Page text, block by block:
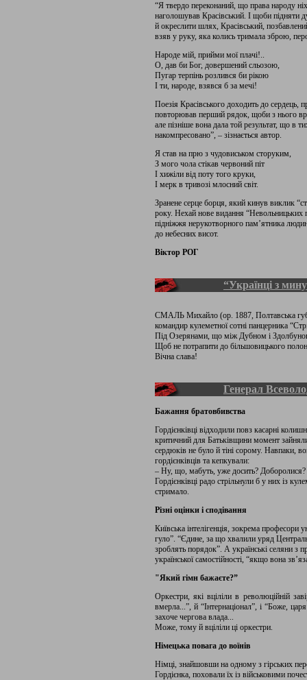
“Я твердо переконаний, що права народу
наголошував Красівський. І щоби підняти
й окреслити шлях, Красівський,
взяв у руку, яка колись тримала зброю,
Народе мій, прийми мої плачі!..
О, дав би Бог, довершений сльозою,
Пугар терпінь розлився би рікою
І ти, народе, взявся б за мечі!
Поезія Красівського доходить до сердець,
повторював перший рядок, щоби з нього
але пізніше вона дала той результат, що в
накомпресовано”, – зізнається автор.
Я став на прю з чудовиськом сторуким,
З мого чола стікав червоний піт
І хижіли від поту того круки,
І мерк в тривозі млосний світ.
Зранене серце борця, який кинув виклик
року. Нехай нове видання “Невольницьких
підніжжя нерукотворного пам’ятника
до небесних висот.
Віктор РОГ
“Українці з
СМАЛЬ Михайло (ор. 1887, Полтавська
командир кулеметної сотні панцерника
Під Озерянами, що між Дубном і
Щоб не потрапити до більшовицького
Вічна слава!
Генерал
Бажання братовбивства
Гордієнківці відходили повз касарні
критичний для Батьківщини момент
сердюків не було й тіні сорому. Навпаки,
гордієнківців та кепкували:
– Ну, що, мабуть, уже досить? Доборолися?
Гордієнківці радо стрільнули б у них із
стримало.
Різні оцінки і сподівання
Київська інтелігенція, зокрема професори
гуло”. “Єдине, за що хвалили уряд
зроблять порядок”. А українські селяни з
української самостійності, “якщо вона
"Який гімн бажаєте?”
Оркестри, які вціліли в революційній
вмерла...”, й “Інтернаціонал”, і “Боже,
захоче чергова влада...
Може, тому й вціліли ці оркестри.
Німецька повага до воїнів
Німці, знайшовши на одному з гірських
Гордієнка, поховали їх із військовими